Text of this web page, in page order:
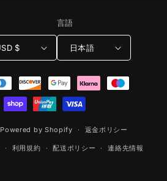
イギリス | USD $
言語
日本語
Powered by Shopify 返金ポリシー
利用規約 配送ポリシー 連絡先情報